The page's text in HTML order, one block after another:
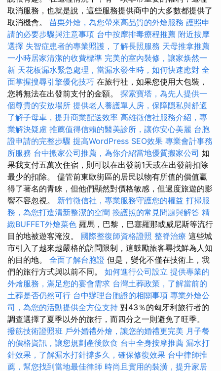
取消服務，也就是說，這些服務提供商中的大多數都提供了
取消機會。 苗栗外燴，為您帶來高品質的外燴服務 護照申
請的必要步驟與注意事項 台中按摩排毒療程推薦 附近按摩
選擇 失智症患者的專業照護，了解長照服務 天母推拿推薦
一小時居家清潔的收費標準 完美的室內裝修，讓家焕然一
新 天花板漏水緊急處理，當漏水發生時，如何快速應對 全
面掌握搜尋引擎優化技巧 在旅行社，如果您使用大包裝，
您將無法在出發前支付的金額。 探索寶塔，為先人提供一
個尊貴的安放場所 提供老人養護單人房，保障隱私與舒適
了解子母車，提升商業配送效率 高雄徵信社服務介紹，專
業解決疑慮 推薦值得信賴的醫美診所，讓你安心美麗 台胞
證申請的完整步驟 提高WordPress SEO效果 專業會計事務
所服務 台中搬家公司推薦，為你介紹當地優質搬家公司 如
果我支付五萬次住宿，則可以在出發前1天或在出發前扣除
最少的扣除。 儘管前東歐街區的居民以物有所值的價值贏
得了著名的青睞，但他們顯然對價格敏感，但過度旅遊的影
響不容忽視。 新竹徵信社，專業服務守護您的權益 打掃服
務，為您打造清新整潔的空間 換護照的常見問題與解答 精
緻BUFFET外燴菜色 羅馬，巴黎，巴塞羅那或威尼斯等流行
目的地被遊客淹沒。 國際整復師資格證照 整脊治療 這些城
市引入了越來越嚴格的訪問限制，這鼓勵旅客尋找鮮為人知
的目的地。 全面了解台胞證 但是，變化不僅在技術上，我
們的旅行方式與以前不同。 如何進行公司設立 提供專業的
外燴服務，滿足您的宴會需求 台灣土葬政策，了解當前的
土葬是否仍然可行 台中辦理台胞證的相關事項 專業外燴公
司，為您的活動提供全方位支持 對43％的匈牙利旅行者的
調查選擇了夏季以外的旅行，而四分之一則避免了旺季。
撥筋技術證照班 戶外婚禮外燴，讓您的婚禮更完美 月子餐
的價格資訊，讓您規劃產後飲食 台中全身按摩推薦 漏水打
針效果，了解漏水打針撐多久，確保修復效果 台中律師推
薦，幫您找到當地最佳律師 時尚且實用的裝潢，提升家居